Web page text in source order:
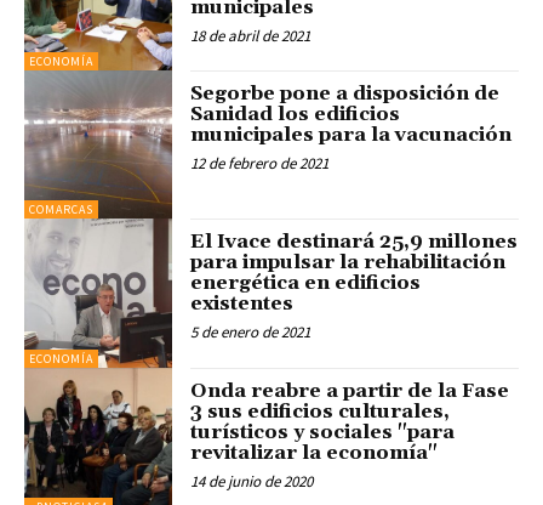
ECONOMÍA
municipales
18 de abril de 2021
COMARCAS
Segorbe pone a disposición de
Sanidad los edificios
municipales para la vacunación
12 de febrero de 2021
ECONOMÍA
El Ivace destinará 25,9 millones
para impulsar la rehabilitación
energética en edificios
existentes
5 de enero de 2021
Onda reabre a partir de la Fase
3 sus edificios culturales,
turísticos y sociales "para
revitalizar la economía"
14 de junio de 2020